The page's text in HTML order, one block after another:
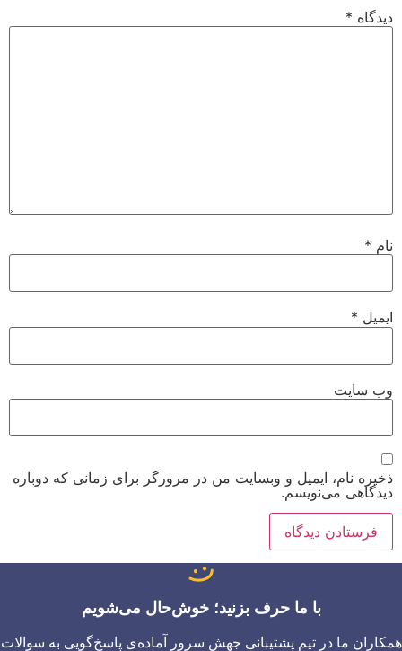
دیدگاه *
نام *
ایمیل *
وب‌ سایت
ذخیره نام، ایمیل و وبسایت من در مرورگر برای زمانی که دوباره
دیدگاهی می‌نویسم.
با ما حرف بزنید؛ خوش‌حال می‌شویم
همکاران ما در تیم پشتیبانی جهش سرور آماده‌ی پاسخ‌گویی به سوالات